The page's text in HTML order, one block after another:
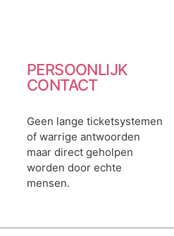
PERSOONLIJK
CONTACT
Geen lange ticketsystemen
of warrige antwoorden
maar direct geholpen
worden door echte
mensen.